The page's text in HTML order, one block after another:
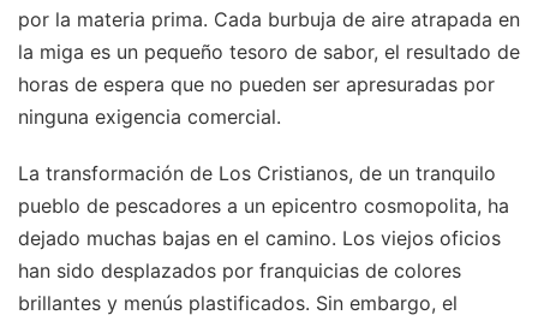
por la materia prima. Cada burbuja de aire atrapada en
la miga es un pequeño tesoro de sabor, el resultado de
horas de espera que no pueden ser apresuradas por
ninguna exigencia comercial.
La transformación de Los Cristianos, de un tranquilo
pueblo de pescadores a un epicentro cosmopolita, ha
dejado muchas bajas en el camino. Los viejos oficios
han sido desplazados por franquicias de colores
brillantes y menús plastificados. Sin embargo, el